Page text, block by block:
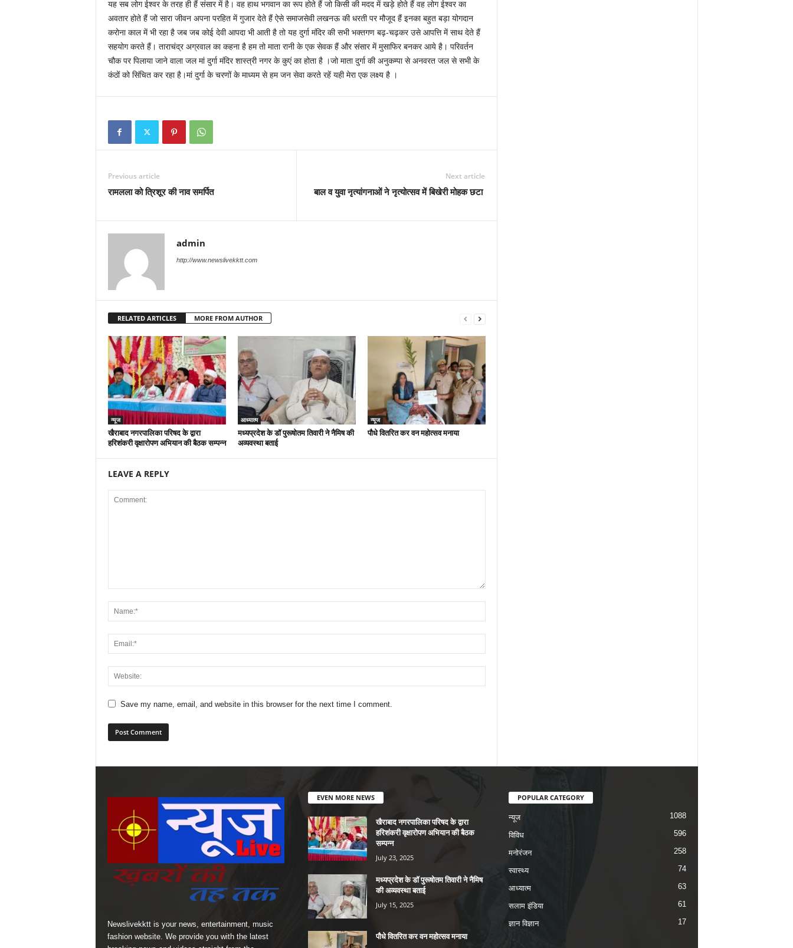
यह सब लोग ईश्वर के तरह ही हैं संसार में है। वह हाथ भगवान का रूप होते हैं जो किसी की मदद में खड़े होते हैं वह लोग ईश्वर का
अवतार होते हैं जो सारा जीवन अपना परहित में गुजार देते हैं ऐसे समाजसेवी लखनऊ की धरती पर मौजूद हैं इनका बहुत बड़ा योगदान
करोना काल में भी रहा है जब जब कोई देवी आपदा भी आती है तो यह दुर्गा मंदिर की सभी भक्तगण बढ़-चढ़कर उसे आपत्ति में साथ देते हैं
सहयोग करते हैं। ताराचंद्र अग्रवाल का कहना है हम तो माता रानी के एक सेवक हैं और संसार में मुसाफिर बनकर आये है। परिवर्तन
चौक पर पिलाया जाने वाला जल मां दुर्गा मंदिर शास्त्री नगर के कुएं का होता है ।जो माता दुर्गा की अनुकम्पा से अनवरत जल से सभी के
कंठों को सिंचित कर रहा है।मां दुर्गा के चरणों के माध्यम से हम जन सेवा करते रहें यही मेरा एक लक्ष्य है ।
Previous article
रामलला को त्रिशूर की नाव समर्पित
Next article
बाल व युवा नृत्यांगनाओं ने नृत्योत्सव में बिखेरी मोहक छटा
admin
http://www.newslivekktt.com
RELATED ARTICLES MORE FROM AUTHOR
न्यूज
खैराबाद नगरपालिका परिषद के द्वारा
हरिशंकरी वृक्षारोपण अभियान की बैठक सम्पन्न
आध्यात्म
मध्यप्रदेश के डॉ पुरूषोतम तिवारी ने नैमिष की
अव्यवस्था बताई
न्यूज
पौधे वितरित कर वन महोत्सव मनाया
LEAVE A REPLY
Save my name, email, and website in this browser for the next time I comment.
Newslivekktt is your news, entertainment, music
fashion website. We provide you with the latest
EVEN MORE NEWS
खैराबाद नगरपालिका परिषद के द्वारा
हरिशंकरी वृक्षारोपण अभियान की बैठक
सम्पन्न
July 23, 2025
मध्यप्रदेश के डॉ पुरूषोतम तिवारी ने नैमिष
की अव्यवस्था बताई
July 15, 2025
पौधे वितरित कर वन महोत्सव मनाया
POPULAR CATEGORY
न्यूज 1088
विविध 596
मनोरंजन 258
स्वास्थ्य 74
आध्यात्म 63
सलाम इंडिया 61
ज्ञान विज्ञान 17